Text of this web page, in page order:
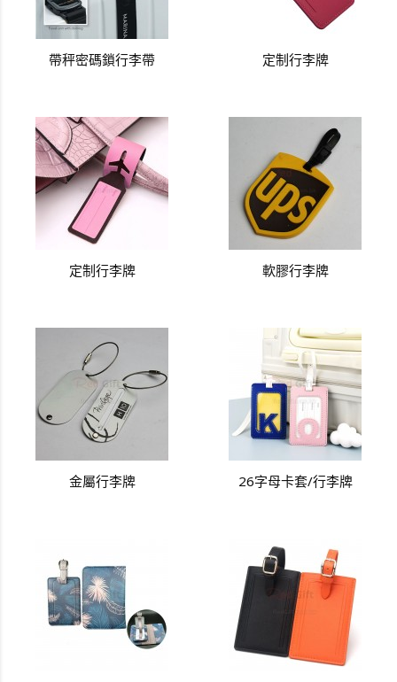
帶秤密碼鎖行李帶 定制行李牌
定制行李牌 軟膠行李牌
金屬行李牌 26字母卡套/行李牌